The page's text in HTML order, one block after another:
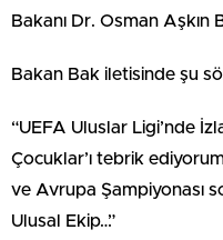
Bakanı Dr. Osman Aşkın
Bakan Bak iletisinde şu
“UEFA Uluslar Ligi’nde
Çocuklar’ı tebrik
ve Avrupa Şampiyonası
Ulusal Ekip…”